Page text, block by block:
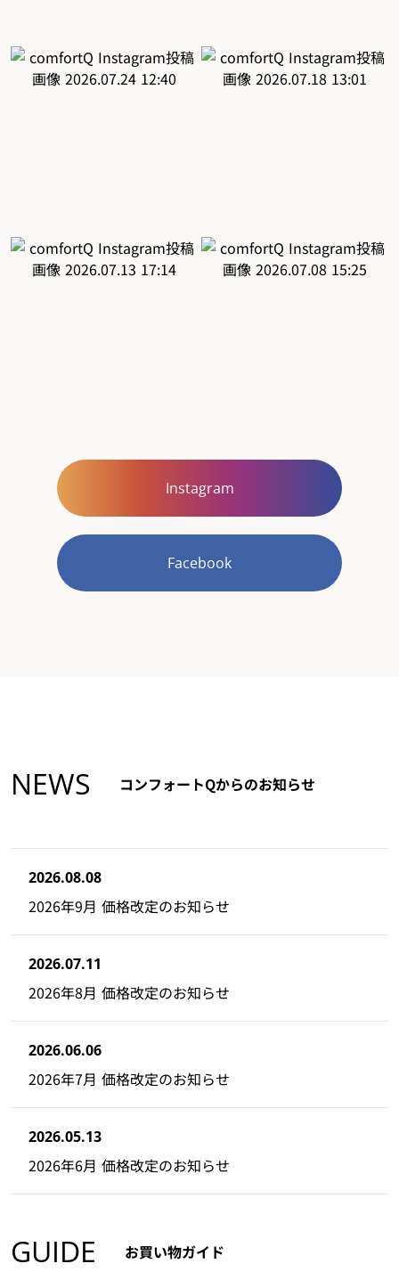
Instagram
Facebook
NEWS コンフォートQからのお知らせ
2026.08.08
2026年9月 価格改定のお知らせ
2026.07.11
2026年8月 価格改定のお知らせ
2026.06.06
2026年7月 価格改定のお知らせ
2026.05.13
2026年6月 価格改定のお知らせ
GUIDE お買い物ガイド